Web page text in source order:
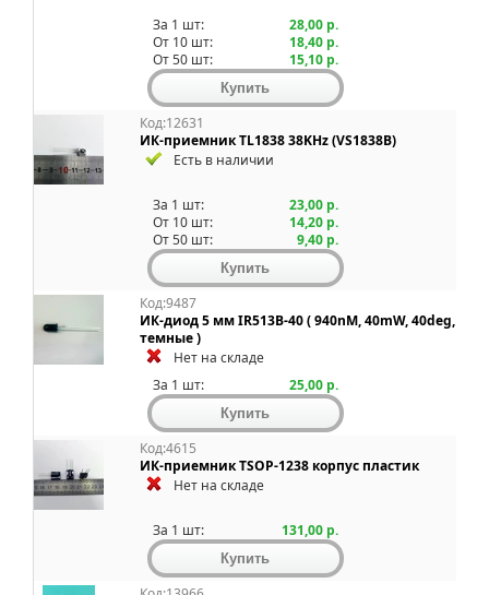
За 1 шт:
28,00 р.
От 10 шт:
18,40 р.
От 50 шт:
15,10 р.
Код:12631
ИК-приемник TL1838 38KHz (VS1838B)
Есть в наличии
За 1 шт:
23,00 р.
От 10 шт:
14,20 р.
От 50 шт:
9,40 р.
Код:9487
ИК-диод 5 мм IR513B-40 ( 940nM, 40mW, 40deg,
темные )
Нет на складе
За 1 шт:
25,00 р.
Код:4615
ИК-приемник TSOP-1238 корпус пластик
Нет на складе
За 1 шт: 131,00 р.